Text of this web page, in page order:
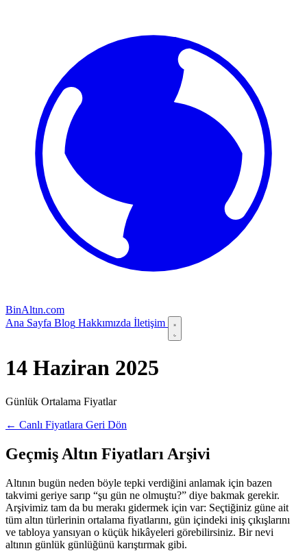
BinAltın.com
Ana Sayfa Blog Hakkımızda İletişim
14 Haziran 2025
Günlük Ortalama Fiyatlar
← Canlı Fiyatlara Geri Dön
Geçmiş Altın Fiyatları Arşivi
Altının bugün neden böyle tepki verdiğini anlamak için bazen
takvimi geriye sarıp “şu gün ne olmuştu?” diye bakmak gerekir.
Arşivimiz tam da bu merakı gidermek için var: Seçtiğiniz güne ait
tüm altın türlerinin ortalama fiyatlarını, gün içindeki iniş çıkışlarını
ve tabloya yansıyan o küçük hikâyeleri görebilirsiniz. Bir nevi
altının günlük günlüğünü karıştırmak gibi.